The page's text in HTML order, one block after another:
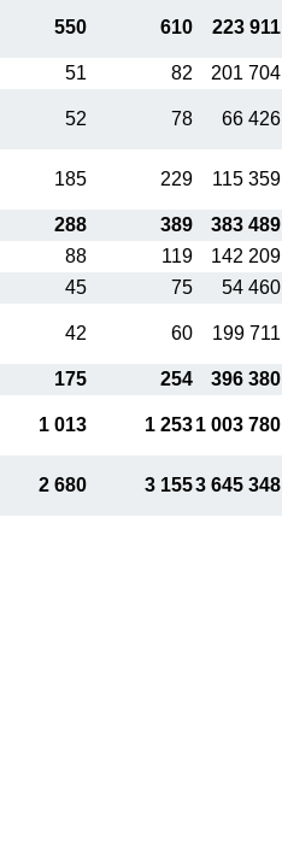
550 610 223 911
51 82 201 704
52 78 66 426
185 229 115 359
288 389 383 489
88 119 142 209
45 75 54 460
42 60 199 711
175 254 396 380
1 013 1 2531 003 780
2 680 3 1553 645 348